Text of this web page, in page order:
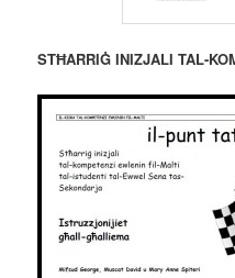
STĦARRIĠ INIZJALI TAL-